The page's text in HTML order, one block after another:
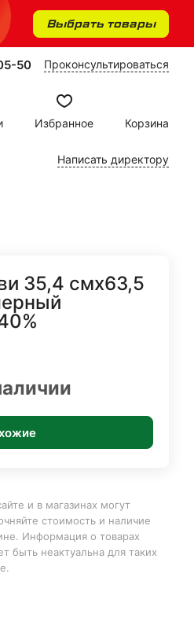
Выбрать товары
50 Проконсультироваться
Избранное Корзина
Написать директору
35,4 смх63,5
и в магазинах могут
стоимость и наличие
Информация о товарах
быть неактуальна для таких